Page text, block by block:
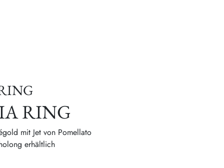
RING
mit Jet von Pomellato
erhältlich